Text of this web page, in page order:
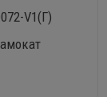
V1(Г)